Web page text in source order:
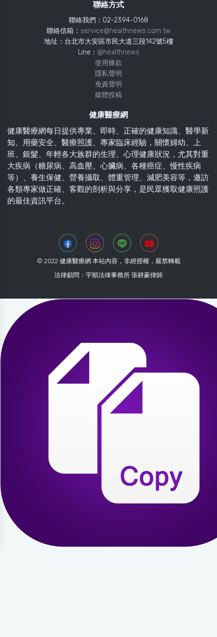
聯絡方式
聯絡我們：02-2394-0168
聯絡信箱： service@healthnews.com.tw
地址：台北市大安區市民大道三段142號5樓
Line： @healthnews
使用條款
隱私聲明
免責聲明
媒體投稿
健康醫療網
健康醫療網每日提供專業、即時、正確的健康知識、醫學新
知、用藥安全、醫療照護、專家臨床經驗，關懷婦幼、上
班、銀髮、年輕各大族群的生理、心理健康狀況，尤其對重
大疾病（糖尿病、高血壓、心臟病、各種癌症、慢性疾病
等）、養生保健、營養攝取、體重管理、減肥美容等，邀訪
各類專家做正確、客觀的剖析與分享，是民眾獲取健康照護
的最佳資訊平台。
© 2022 健康醫療網 本站內容，非經授權，嚴禁轉載
法律顧問：宇順法律事務所 張耕豪律師